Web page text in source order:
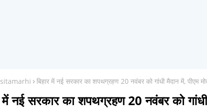
sitamarhi बिहार में नई सरकार का शपथग्रहण 20 नवंबर को गांधी मैदान में, पीएम
में नई सरकार का शपथग्रहण 20 नवंबर को